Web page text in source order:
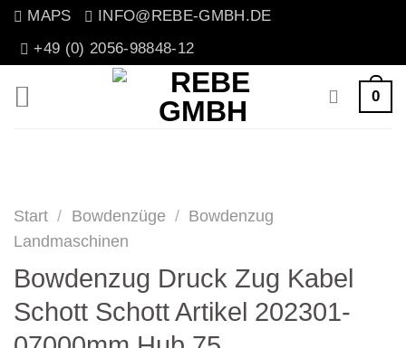
Zum
Inhalt
MAPS
INFO@REBE-GMBH.DE
+49 (0) 2056-98848-12
0
Start / Bowdenzüge / Bowdenzug
Landmaschinen
Bowdenzug Druck Zug Kabel
Schott Schott Artikel 202301-